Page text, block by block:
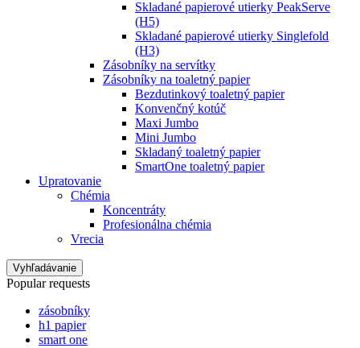
Skladané papierové utierky PeakServe
(H5)
Skladané papierové utierky Singlefold
(H3)
Zásobníky na servítky
Zásobníky na toaletný papier
Bezdutinkový toaletný papier
Konvenčný kotúč
Maxi Jumbo
Mini Jumbo
Skladaný toaletný papier
SmartOne toaletný papier
Upratovanie
Chémia
Koncentráty
Profesionálna chémia
Vrecia
Vyhľadávanie
Popular requests
zásobníky
h1 papier
smart one